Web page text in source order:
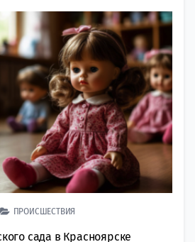
ПРОИСШЕСТВИЯ
сада в Красноярске